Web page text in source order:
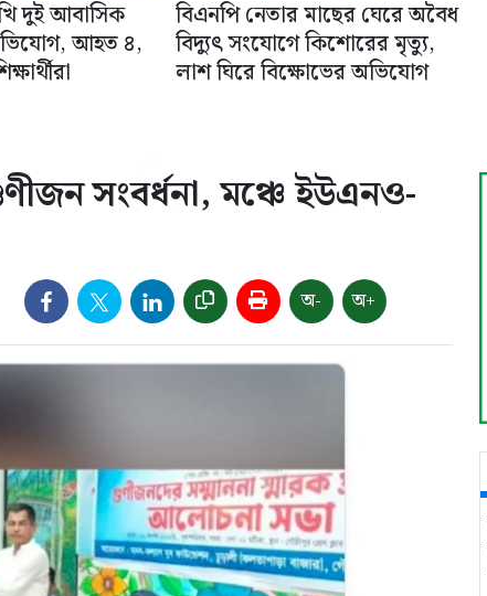
দুই আবাসিক
আহত ৪,
বিএনপি নেতার মাছের ঘেরে অবৈধ
বিদ্যুৎ সংযোগে কিশোরের মৃত্যু,
লাশ ঘিরে বিক্ষোভের অভিযোগ
সংবর্ধনা, মঞ্চে ইউএনও-
অ- অ+